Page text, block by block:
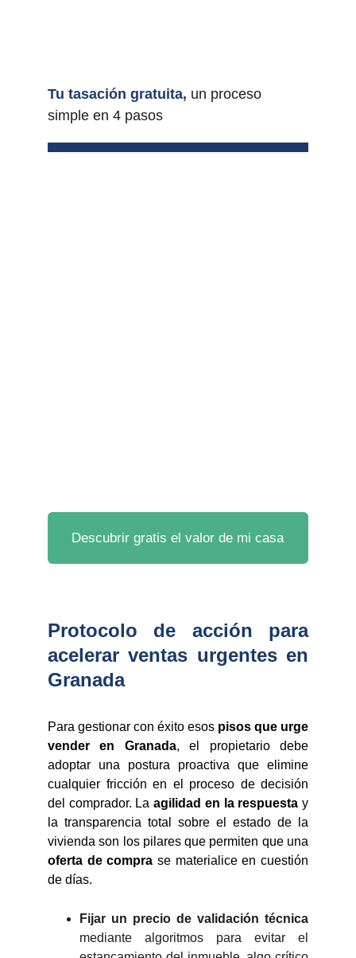
Descubrir gratis el valor de mi casa
Tu tasación gratuita, un proceso
simple en 4 pasos
Protocolo de acción para
acelerar ventas urgentes en
Granada
Para gestionar con éxito esos pisos que urge
vender en Granada, el propietario debe
adoptar una postura proactiva que elimine
cualquier fricción en el proceso de decisión
del comprador. Laagilidad en la respuesta y
la transparencia total sobre el estado de la
vivienda son los pilares que permiten que una
oferta de compra se materialice en cuestión
de días.
Fijar un precio de validación técnica
mediante algoritmos para evitar el